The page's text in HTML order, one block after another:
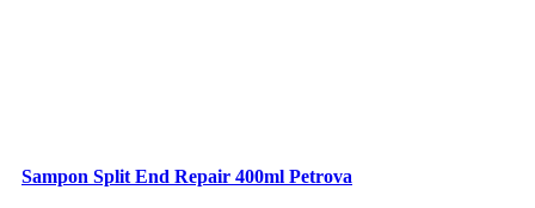
Sampon Split End Repair 400ml Petrova